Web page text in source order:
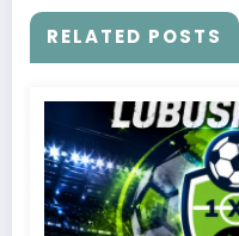
RELATED POSTS